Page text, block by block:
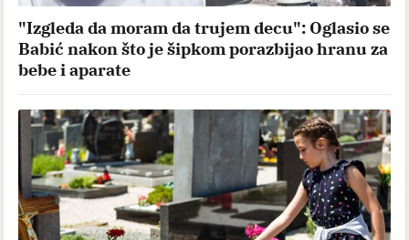
"Izgleda da moram da trujem decu": Oglasio se
Babić nakon što je šipkom porazbijao hranu za
bebe i aparate